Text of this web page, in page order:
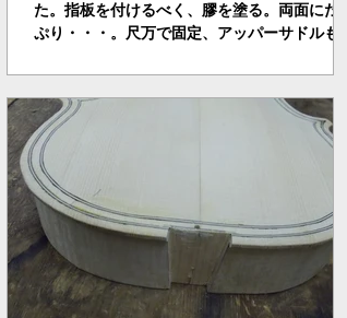
た。指板を付けるべく、膠を塗る。両面にたっ
ぷり・・・。尺万で固定、アッパーサドルも付
フイット調整、次回は音だしとなる・・・。